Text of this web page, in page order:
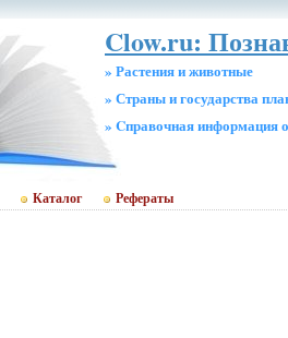
Clow.ru:
» Растения и животные
» Страны и государства
» Cправочная информация
Каталог Рефераты